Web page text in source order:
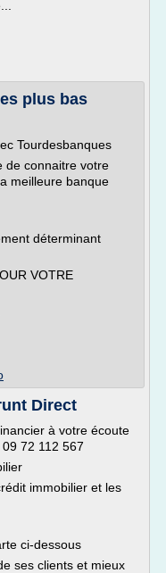
plus bas
Tourdesbanques
de connaitre votre
meilleure banque
déterminant
VOTRE
Direct
à votre écoute
72 112 567
immobilier et les
ci-dessous
ses clients et mieux